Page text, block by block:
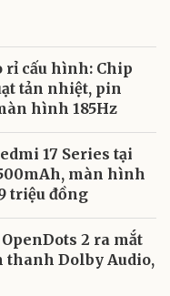
rỉ cấu hình: Chip
tản nhiệt, pin
hình 185Hz
17 Series tại
màn hình
triệu đồng
2 ra mắt
thanh Dolby Audio,